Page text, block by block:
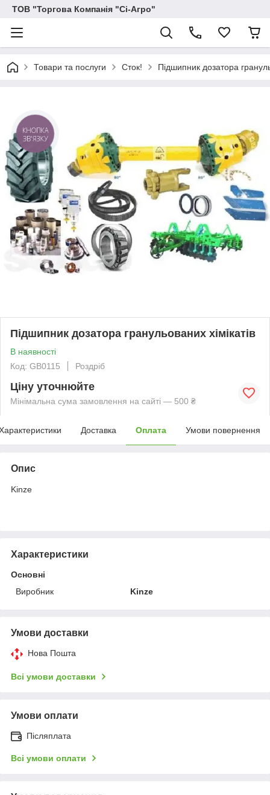
ТОВ "Торгова Компанія "Сі-Агро"
Товари та послуги Сток! Підшипник дозатора
Підшипник дозатора гранульованих хімікатів
В наявності
Код: GB0115
Роздріб
Ціну уточнюйте
Мінімальна сума замовлення на сайті — 500 ₴
Доставка Оплата Умови повернення
Опис
Kinze
Характеристики
Основні
Виробник
Kinze
Умови доставки
Нова Пошта
Всі умови доставки
Умови оплати
Післяплата
Всі умови оплати
КНОПКА
ЗВ'ЯЗКУ